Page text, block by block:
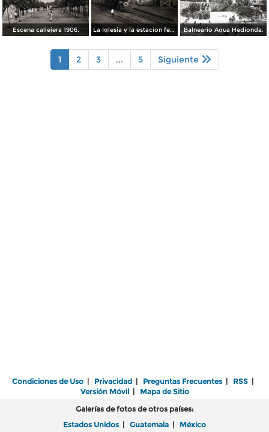
Escena callejera 1906. La Iglesia y la estacion ferroviaria 1906 Balneario Agua Hedionda.
1 2 3 ... 5 Siguiente
Condiciones de Uso | Privacidad | Preguntas Frecuentes | RSS |
Versión Móvil| Mapa de Sitio
Galerías de fotos de otros países:
Estados Unidos | Guatemala | México